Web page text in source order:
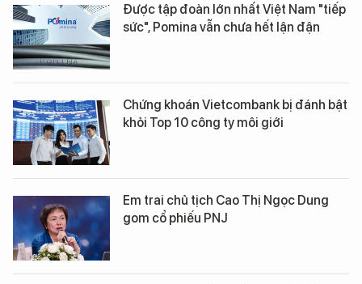
Được tập đoàn lớn nhất Việt Nam "tiếp
sức", Pomina vẫn chưa hết lận đận
Chứng khoán Vietcombank bị đánh bật
khỏi Top 10 công ty môi giới
Em trai chủ tịch Cao Thị Ngọc Dung
gom cổ phiếu PNJ